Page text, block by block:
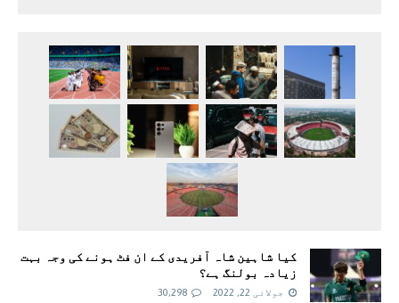
کیا شاہین شاہ آفریدی کے ان فٹ ہونے کی وجہ بہت
زیادہ بولنگ ہے؟
جولائی 22, 2022 30,298